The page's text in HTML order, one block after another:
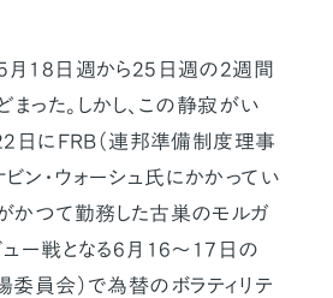
18日週から25日週の2週間
った。しかし、この静寂がい
日にFRB（連邦準備制度理事
ン・ウォーシュ氏にかかってい
かつて勤務した古巣のモルガ
ュー戦となる6月16〜17日の
員会）で為替のボラティリテ